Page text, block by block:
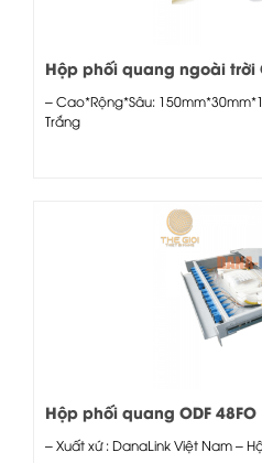
Hộp phối quang ngoài trời
– Cao*Rộng*Sâu:
Trắng
Hộp phối quang ODF 48FO
– Xuất xứ : DanaLink Việt Nam –